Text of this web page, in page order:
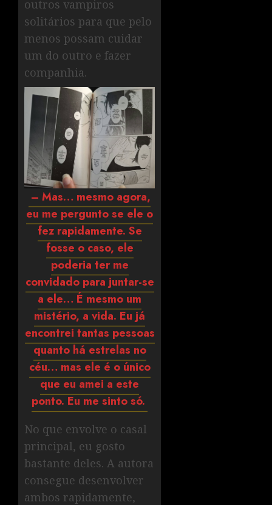
outros vampiros
solitários para que pelo
menos possam cuidar
um do outro e fazer
companhia.
– Mas… mesmo agora,
eu me pergunto se ele o
fez rapidamente. Se
fosse o caso, ele
poderia ter me
convidado para juntar-se
a ele… É mesmo um
mistério, a vida. Eu já
encontrei tantas pessoas
quanto há estrelas no
céu… mas ele é o único
que eu amei a este
ponto. Eu me sinto só.
No que envolve o casal
principal, eu gosto
bastante deles. A autora
consegue desenvolver
ambos rapidamente,